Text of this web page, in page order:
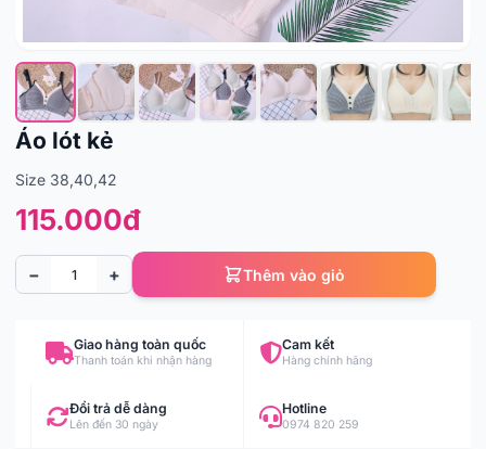
Áo lót kẻ
Size 38,40,42
115.000đ
− + Thêm vào giỏ
Giao hàng toàn quốc
Thanh toán khi nhận hàng
Cam kết
Hàng chính hãng
Đổi trả dễ dàng
Lên đến 30 ngày
Hotline
0974 820 259